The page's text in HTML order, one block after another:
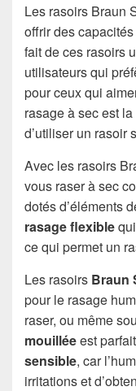
Les rasoirs Braun
offrir des
fait de ces rasoirs
utilisateurs qui
pour ceux qui
rasage à sec est la
d’utiliser un rasoir
Avec les rasoirs
vous raser à sec
dotés d’éléments
rasage flexible
ce qui permet un
Les rasoirs Braun
pour le rasage
raser, ou même
mouilléeest
sensible, car
irritations et